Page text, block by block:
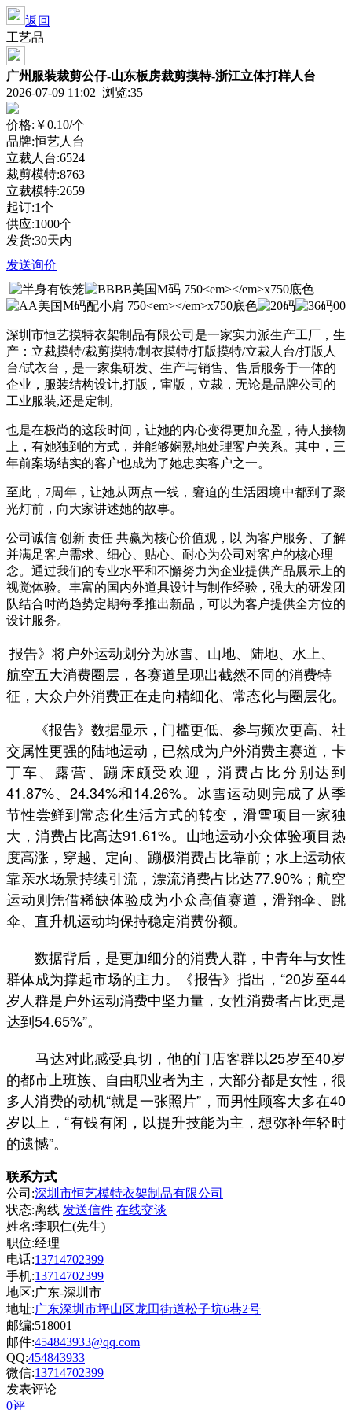
返回
工艺品
广州服装裁剪公仔-山东板房裁剪摸特-浙江立体打样人台
2026-07-09 11:02 浏览:35
价格: ￥0.10/个
品牌:恒艺人台
立裁人台:6524
裁剪模特:8763
立裁模特:2659
起订:1个
供应:1000个
发货:30天内
发送询价
深圳市恒艺摸特衣架制品有限公司是一家实力派生产工厂，生
产：立裁摸特/裁剪摸特/制衣摸特/打版摸特/立裁人台/打版人
台/试衣台，是一家集研发、生产与销售、售后服务于一体的
企业，服装结构设计,打版，审版，立裁，无论是品牌公司的
工业服装,还是定制,
也是在极尚的这段时间，让她的内心变得更加充盈，待人接物
上，有她独到的方式，并能够娴熟地处理客户关系。其中，三
年前案场结实的客户也成为了她忠实客户之一。
至此，7周年，让她从两点一线，窘迫的生活困境中都到了聚
光灯前，向大家讲述她的故事。
公司诚信 创新 责任 共赢为核心价值观，以 为客户服务、了解
并满足客户需求、细心、贴心、耐心为公司对客户的核心理
念。通过我们的专业水平和不懈努力为企业提供产品展示上的
视觉体验。丰富的国内外道具设计与制作经验，强大的研发团
队结合时尚趋势定期每季推出新品，可以为客户提供全方位的
设计服务。
报告》将户外运动划分为冰雪、山地、陆地、水上、
航空五大消费圈层，各赛道呈现出截然不同的消费特
征，大众户外消费正在走向精细化、常态化与圈层化。
《报告》数据显示，门槛更低、参与频次更高、社
交属性更强的陆地运动，已然成为户外消费主赛道，卡
丁车、露营、蹦床颇受欢迎，消费占比分别达到
41.87%、24.34%和14.26%。冰雪运动则完成了从季
节性尝鲜到常态化生活方式的转变，滑雪项目一家独
大，消费占比高达91.61%。山地运动小众体验项目热
度高涨，穿越、定向、蹦极消费占比靠前；水上运动依
靠亲水场景持续引流，漂流消费占比达77.90%；航空
运动则凭借稀缺体验成为小众高值赛道，滑翔伞、跳
伞、直升机运动均保持稳定消费份额。
数据背后，是更加细分的消费人群，中青年与女性
群体成为撑起市场的主力。《报告》指出，“20岁至44
岁人群是户外运动消费中坚力量，女性消费者占比更是
达到54.65%”。
马达对此感受真切，他的门店客群以25岁至40岁
的都市上班族、自由职业者为主，大部分都是女性，很
多人消费的动机“就是一张照片”，而男性顾客大多在40
岁以上，“有钱有闲，以提升技能为主，想弥补年轻时
的遗憾”。
联系方式
公司:深圳市恒艺模特衣架制品有限公司
状态:离线 发送信件 在线交谈
姓名:李职仁(先生)
职位:经理
电话:13714702399
手机:13714702399
地区:广东-深圳市
地址:广东深圳市坪山区龙田街道松子坑6巷2号
邮编:518001
邮件:454843933@qq.com
QQ:454843933
微信:13714702399
发表评论
0评